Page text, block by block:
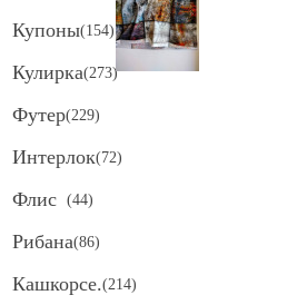
Купоны(154)
Кулирка(273)
Футер(229)
Интерлок(72)
Флис (44)
Рибана(86)
Кашкорсе.(214)